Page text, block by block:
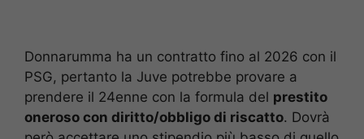
Donnarumma ha un contratto fino al 2026 con il
PSG, pertanto la Juve potrebbe provare a
prendere il 24enne con la formula del prestito
oneroso con diritto/obbligo di riscatto. Dovrà